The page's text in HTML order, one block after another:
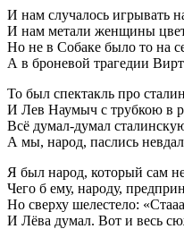
И нам случалось игрывать
И нам метали женщины
Но не в Собаке было то на
А в броневой трагедии
То был спектакль про
И Лев Наумыч с трубкою в
Всё думал-думал
А мы, народ, паслись
Я был народ, который сам не
Чего б ему, народу,
Но сверху шелестело:
И Лёва думал. Вот и весь